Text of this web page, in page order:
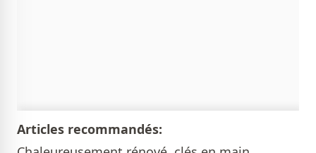
Articles recommandés: